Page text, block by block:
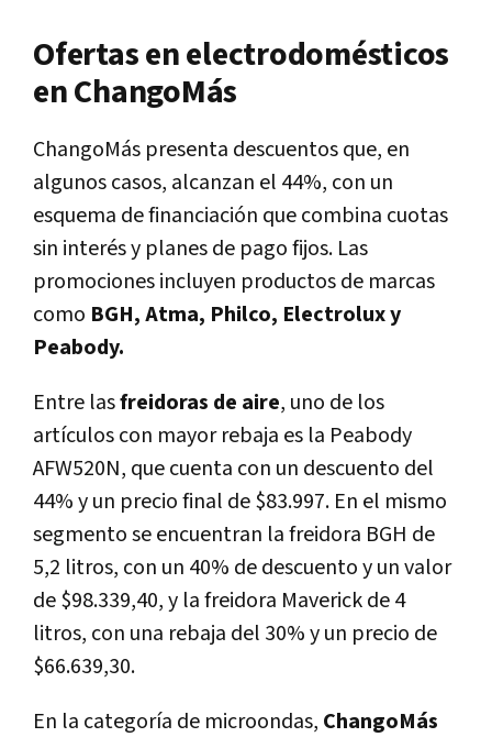
Ofertas en electrodomésticos
en ChangoMás
ChangoMás presenta descuentos que, en
algunos casos, alcanzan el 44%, con un
esquema de financiación que combina cuotas
sin interés y planes de pago fijos. Las
promociones incluyen productos de marcas
como BGH, Atma, Philco, Electrolux y
Peabody.
Entre lasfreidoras de aire, uno de los
artículos con mayor rebaja es la Peabody
AFW520N, que cuenta con un descuento del
44% y un precio final de $83.997. En el mismo
segmento se encuentran la freidora BGH de
5,2 litros, con un 40% de descuento y un valor
de $98.339,40, y la freidora Maverick de 4
litros, con una rebaja del 30% y un precio de
$66.639,30.
En la categoría de microondas, ChangoMás